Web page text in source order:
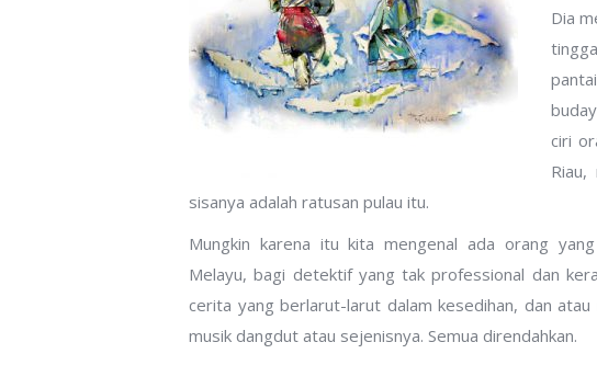
Dia
ciri
sisanya adalah ratusan pulau itu.
Mungkin karena itu kita mengenal ada orang
Melayu, bagi detektif yang tak professional dan
cerita yang berlarut-larut dalam kesedihan, dan
musik dangdut atau sejenisnya. Semua direndahkan.